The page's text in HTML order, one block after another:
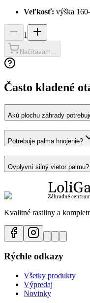
Veľkosť: výška
1
Načítavam...
Často kladené
Akú plochu záhrady
Potrebuje palma hnojenie?
Ovplyvní silný vietor palmu?
Kvalitné rastliny a
Rýchle odkazy
Všetky produkty
Výpredaj
Novinky